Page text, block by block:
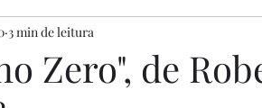
Ficção Hollywood
Zero", de
3 min de leitura